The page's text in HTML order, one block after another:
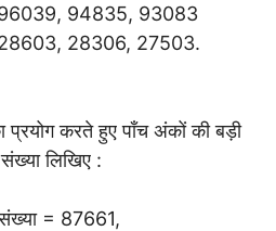
94835, 93083
28306, 27503.
करते हुए पाँच अंकों की बड़ी
लिखिए :
= 87661,